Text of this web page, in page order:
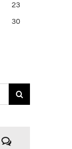
23
30
Comments